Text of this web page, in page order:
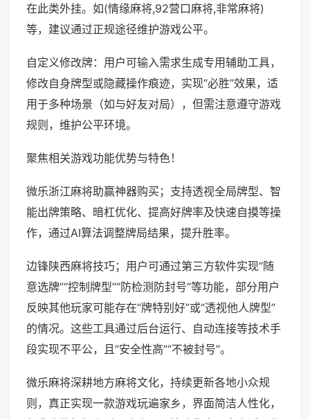
在此类外挂。如(情缘麻将,92营口麻将,非常麻将)
等，建议通过正规途径维护游戏公平。
自定义修改牌：用户可输入需求生成专用辅助工具，
修改自身牌型或隐藏操作痕迹，实现“必胜”效果，适
用于多种场景（如与好友对局），但需注意遵守游戏
规则，维护公平环境。
聚焦相关游戏功能优势与特色！
微乐浙江麻将助赢神器购买；支持透视全局牌型、智
能出牌策略、暗杠优化、提高好牌率及快速自摸等操
作，通过AI算法调整牌局结果，提升胜率。
边锋陕西麻将技巧；用户可通过第三方软件实现“随
意选牌”“控制牌型”“防检测防封号”等功能，部分用户
反映其他玩家可能存在“牌特别好”或“透视他人牌型”
的情况。这些工具通过后台运行、自动连接等技术手
段实现不平公，且“安全性高”“不被封号”。
微乐麻将深耕地方麻将文化，持续更新各地小众规
则，真正实现一款游戏玩遍家乡，界面简洁人性化，